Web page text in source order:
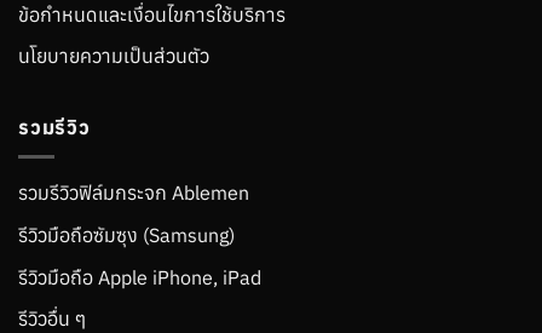
ข้อกำหนดและเงื่อนไขการใช้บริการ
นโยบายความเป็นส่วนตัว
รวมรีวิว
รวมรีวิวฟิล์มกระจก Ablemen
รีวิวมือถือซัมซุง (Samsung)
รีวิวมือถือ Apple iPhone, iPad
รีวิวอื่น ๆ